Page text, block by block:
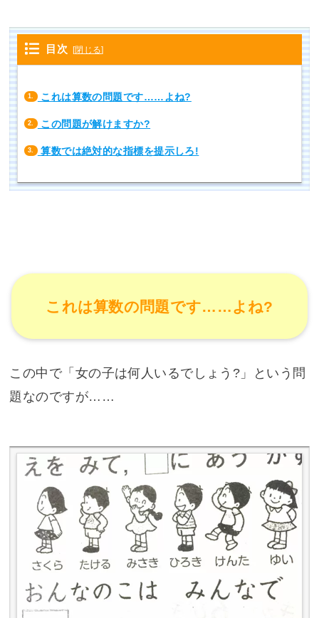
目次 [閉じる]
1. これは算数の問題です……よね?
2. この問題が解けますか?
3. 算数では絶対的な指標を提示しろ!
これは算数の問題です……よね?
この中で「女の子は何人いるでしょう?」という問
題なのですが……